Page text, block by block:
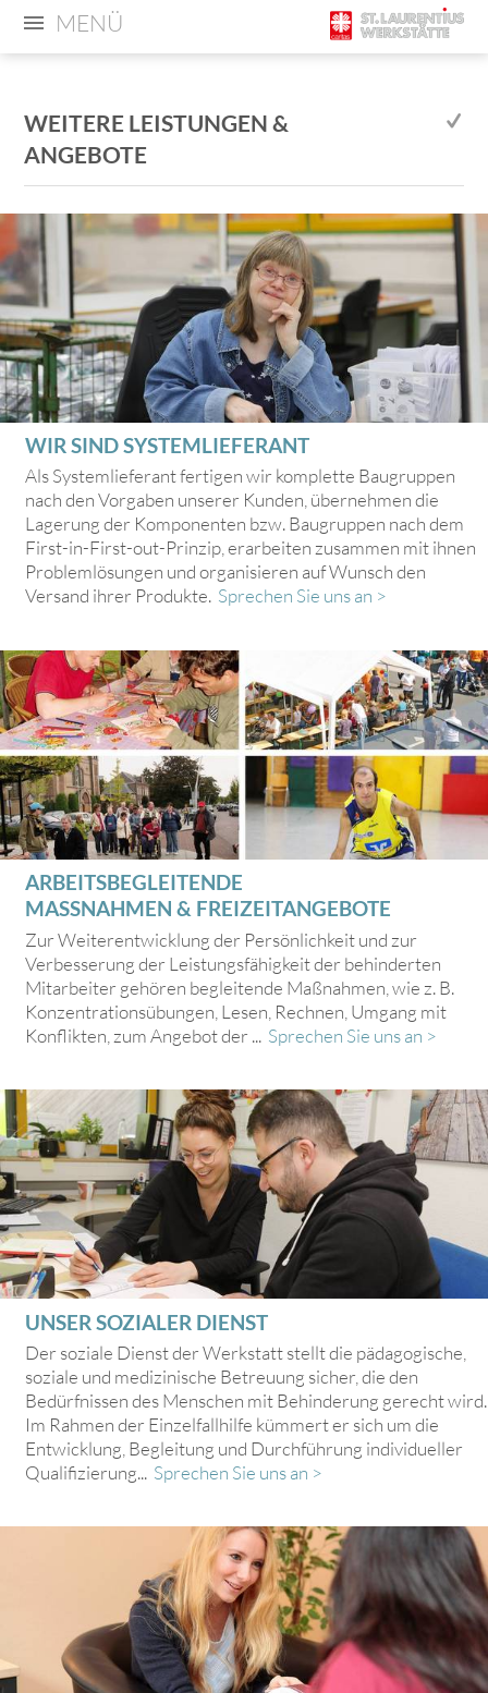
MENÜ
WEITERE LEISTUNGEN &
ANGEBOTE
WIR SIND SYSTEMLIEFERANT
Als Systemlieferant fertigen wir komplette Baugruppen
nach den Vorgaben unserer Kunden, übernehmen die
Lagerung der Komponenten bzw. Baugruppen nach dem
First-in-First-out-Prinzip, erarbeiten zusammen mit ihnen
Problemlösungen und organisieren auf Wunsch den
Versand ihrer Produkte. Sprechen Sie uns an >
ARBEITSBEGLEITENDE
MASSNAHMEN & FREIZEITANGEBOTE
Zur Weiterentwicklung der Persönlichkeit und zur
Verbesserung der Leistungsfähigkeit der behinderten
Mitarbeiter gehören begleitende Maßnahmen, wie z. B.
Konzentrationsübungen, Lesen, Rechnen, Umgang mit
Konflikten, zum Angebot der ... Sprechen Sie uns an >
UNSER SOZIALER DIENST
Der soziale Dienst der Werkstatt stellt die pädagogische,
soziale und medizinische Betreuung sicher, die den
Bedürfnissen des Menschen mit Behinderung gerecht wird.
Im Rahmen der Einzelfallhilfe kümmert er sich um die
Entwicklung, Begleitung und Durchführung individueller
Qualifizierung... Sprechen Sie uns an >